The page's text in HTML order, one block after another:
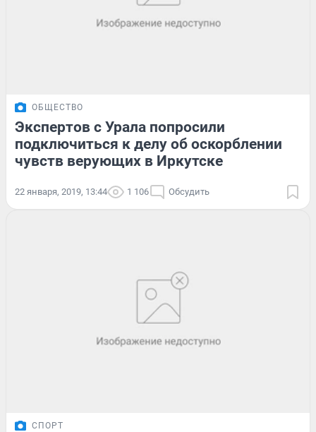
ОБЩЕСТВО
Экспертов с Урала попросили
подключиться к делу об оскорблении
чувств верующих в Иркутске
22 января, 2019, 13:44 1 106 Обсудить
СПОРТ